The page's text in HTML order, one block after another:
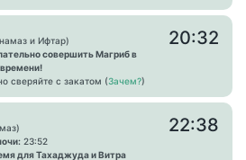
и Ифтар)
совершить Магриб в
сверяйте с закатом (Зачем?)
20:32
23:52
для Тахаджуда и Витра
22:38